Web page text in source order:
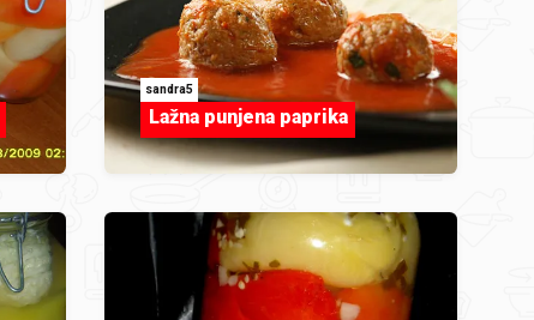
sandra5
Lažna punjena paprika